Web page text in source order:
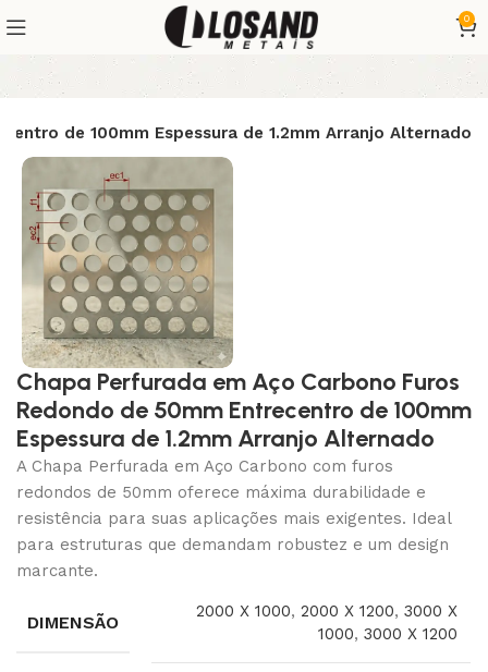
0
de 100mm Espessura de 1.2mm Arranjo Alternado
Chapa Perfurada em Aço Carbono Furos
Redondo de 50mm Entrecentro de 100mm
Espessura de 1.2mm Arranjo Alternado
A Chapa Perfurada em Aço Carbono com furos
redondos de 50mm oferece máxima durabilidade e
resistência para suas aplicações mais exigentes. Ideal
para estruturas que demandam robustez e um design
marcante.
DIMENSÃO
2000 X 1000,2000 X 1200,3000 X
1000,3000 X 1200